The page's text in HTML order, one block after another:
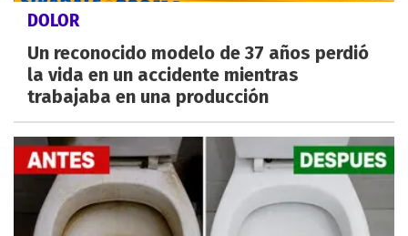
DOLOR
Un reconocido modelo de 37 años perdió
la vida en un accidente mientras
trabajaba en una producción